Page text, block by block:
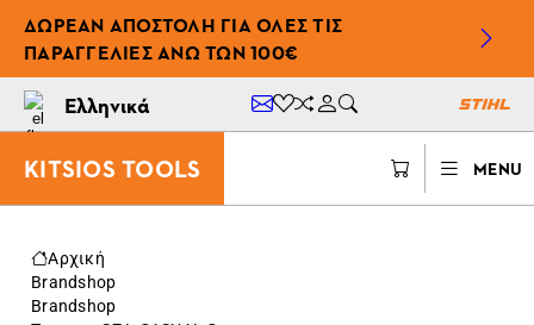
ΔΩΡΕΆΝ ΑΠΟΣΤΟΛΉ ΓΙΑ ΌΛΕΣ ΤΙΣ
ΠΑΡΑΓΓΕΛΊΕΣ ΆΝΩ ΤΩΝ 100€
Ελληνικά
KITSIOS TOOLS MENU
Αρχική
Brandshop
Brandshop